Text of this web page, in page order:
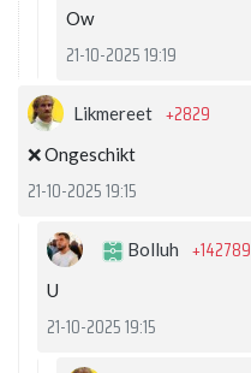
Ow
21-10-2025 19:19
Likmereet +2829
❌ Ongeschikt
21-10-2025 19:15
Bolluh +142789
U
21-10-2025 19:15